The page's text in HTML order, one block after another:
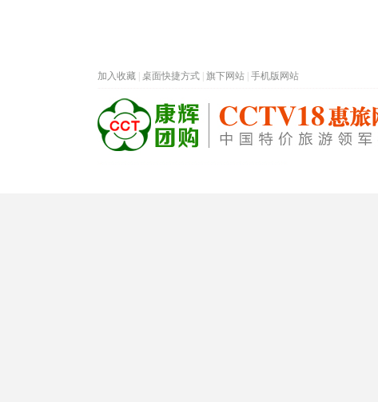
加入收藏 桌面快捷方式 旗下网站 手机版网站